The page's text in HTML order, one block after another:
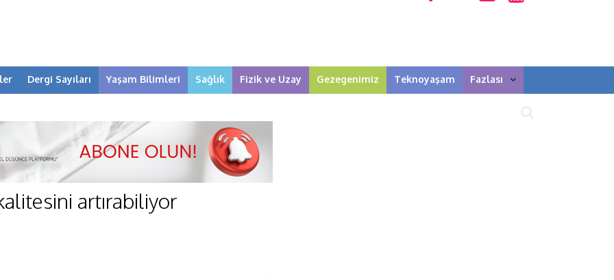
Dergi Sayıları Yaşam Bilimleri Sağlık Fizik ve Uzay Gezegenimiz Teknoyaşam Fazlası
artırabiliyor